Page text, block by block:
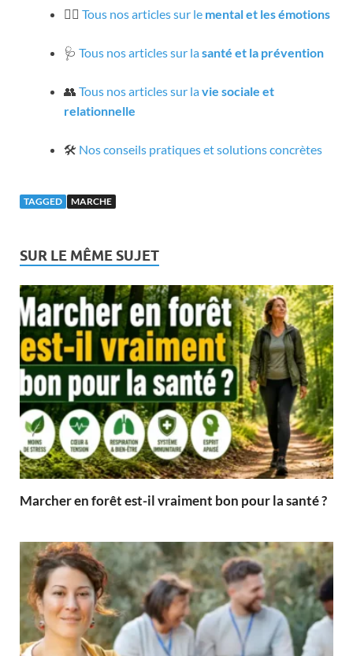
🧘‍♀️ Tous nos articles sur le mental et les émotions
🩺 Tous nos articles sur lasanté et la prévention
👥 Tous nos articles sur lavie sociale et
relationnelle
🛠️ Nos conseils pratiques et solutions concrètes
TAGGED MARCHE
SUR LE MÊME SUJET
Marcher en forêt est-il vraiment bon pour la santé ?